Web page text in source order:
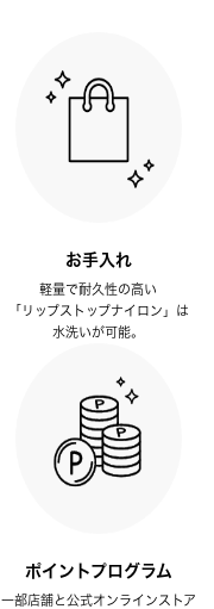
お手入れ
軽量で耐久性の高い
「リップストップナイロン」は
水洗いが可能。
ポイントプログラム
一部店舗と公式オンラインストア